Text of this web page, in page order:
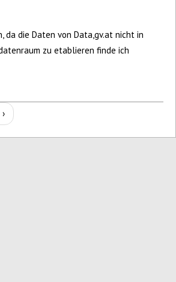
da die Daten von Data,gv.at nicht in
zu etablieren finde ich